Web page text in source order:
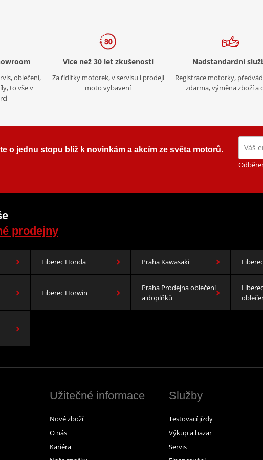
oblečení,
to vše v
Více než 30 let zkušeností
Za řídítky motorek, v servisu i prodeji
moto vybavení
Nadstandardní
Registrace motorky,
zdarma, výměna zboží a
o jednu stopu blíž k novinkám a akcím ze světa motorů.
prodejny
Liberec Honda Praha Kawasaki
Liberec Horwin
Praha Prodejna oblečení
a doplňků
Užitečné informace
Nové zboží
O nás
Kariéra
Služby
Testovací jízdy
Výkup a bazar
Servis